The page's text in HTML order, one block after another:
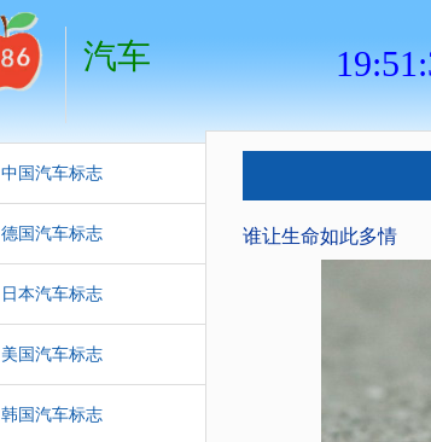
汽车
中国汽车标志
德国汽车标志
日本汽车标志
美国汽车标志
韩国汽车标志
谁让生命如此多情